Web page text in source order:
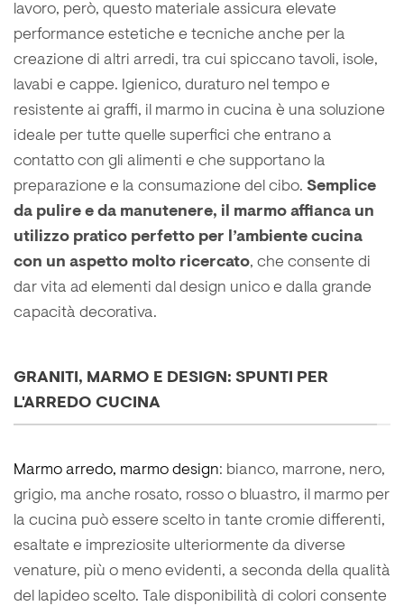
lavoro, però, questo materiale assicura elevate
performance estetiche e tecniche anche per la
creazione di altri arredi, tra cui spiccano tavoli, isole,
lavabi e cappe. Igienico, duraturo nel tempo e
resistente ai graffi, il marmo in cucina è una soluzione
ideale per tutte quelle superfici che entrano a
contatto con gli alimenti e che supportano la
preparazione e la consumazione del cibo. Semplice
da pulire e da manutenere, il marmo affianca un
utilizzo pratico perfetto per l’ambiente cucina
con un aspetto molto ricercato, che consente di
dar vita ad elementi dal design unico e dalla grande
capacità decorativa.
GRANITI, MARMO E DESIGN: SPUNTI PER
L'ARREDO CUCINA
Marmo arredo, marmo design: bianco, marrone, nero,
grigio, ma anche rosato, rosso o bluastro, il marmo per
la cucina può essere scelto in tante cromie differenti,
esaltate e impreziosite ulteriormente da diverse
venature, più o meno evidenti, a seconda della qualità
del lapideo scelto. Tale disponibilità di colori consente